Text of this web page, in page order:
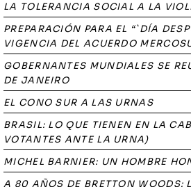
LA TOLERANCIA SOCIAL A LA
PREPARACIÓN PARA EL “`DÍA
VIGENCIA DEL ACUERDO
GOBERNANTES MUNDIALES SE
DE JANEIRO
EL CONO SUR A LAS URNAS
BRASIL: LO QUE TIENEN EN LA
VOTANTES ANTE LA URNA)
MICHEL BARNIER: UN HOMBRE
A 80 AÑOS DE BRETTON WOODS: